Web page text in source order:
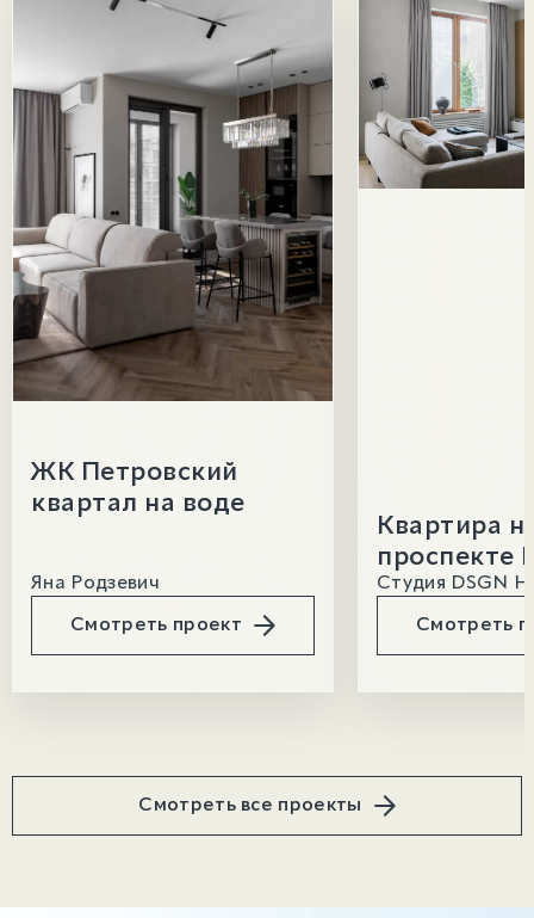
ЖК Петровский
квартал на воде
Яна Родзевич
Смотреть проект
Квартира
проспекте
Студия DSGN
Смотреть
Смотреть все проекты